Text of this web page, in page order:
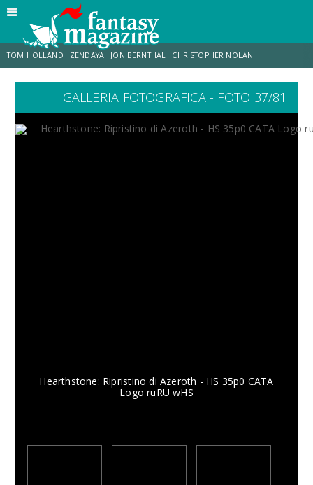
TOM HOLLAND ZENDAYA JON BERNTHAL CHRISTOPHER NOLAN
LUCCA COMICS & GAMES ODISSEA CHRIS MCKENNA
GALLERIA FOTOGRAFICA - FOTO 37/81
Hearthstone: Ripristino di Azeroth - HS 35p0 CATA
Logo ruRU wHS